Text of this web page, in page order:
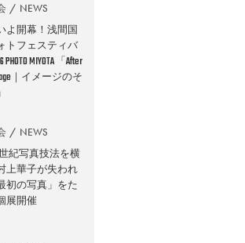
NEWS
よ開幕！浅間国
トフェスティバ
MIYOTA 「After
｜イメージのそ
NEWS
世紀写真技法を横
上華子が失われ
初の写真」をた
展開催